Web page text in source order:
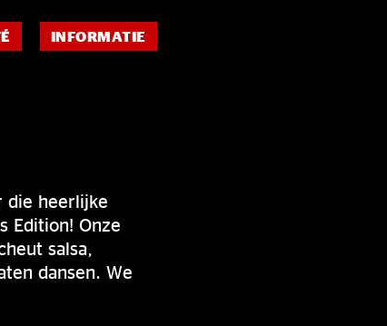
INFORMATIE
die heerlijke
Edition! Onze
salsa,
dansen. We